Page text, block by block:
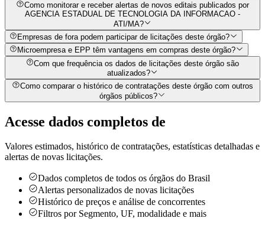
Como monitorar e receber alertas de novos editais publicados por
AGENCIA ESTADUAL DE TECNOLOGIA DA INFORMACAO -
ATI/MA?
Empresas de fora podem participar de licitações deste órgão?
Microempresa e EPP têm vantagens em compras deste órgão?
Com que frequência os dados de licitações deste órgão são
atualizados?
Como comparar o histórico de contratações deste órgão com outros
órgãos públicos?
Acesse dados completos de
Valores estimados, histórico de contratações, estatísticas detalhadas e
alertas de novas licitações.
Dados completos de todos os órgãos do Brasil
Alertas personalizados de novas licitações
Histórico de preços e análise de concorrentes
Filtros por Segmento, UF, modalidade e mais